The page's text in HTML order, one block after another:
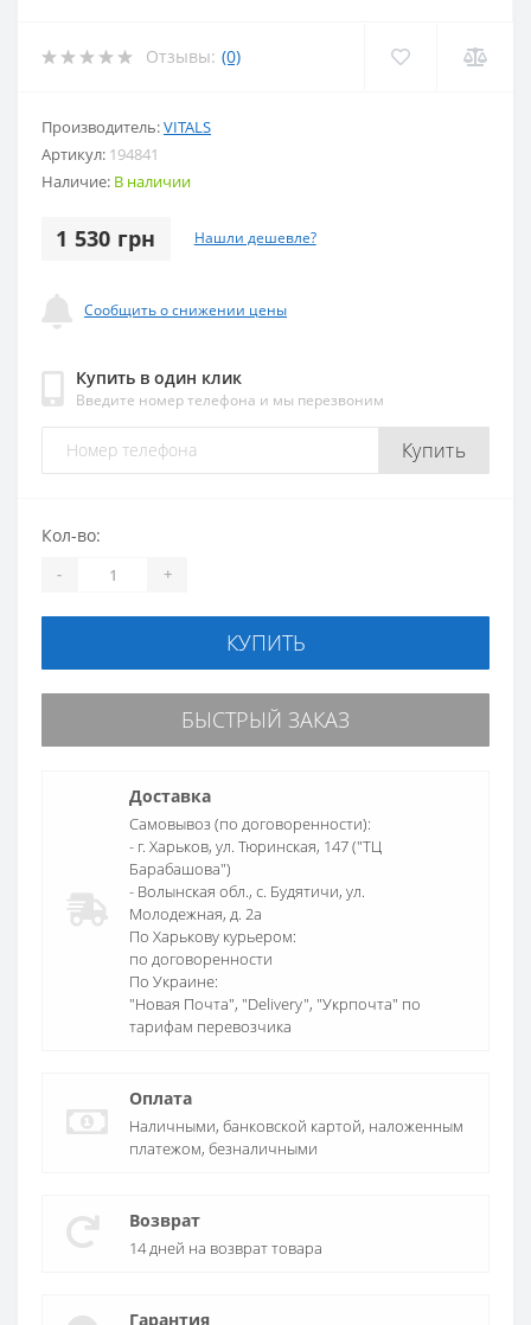
Отзывы: (0)
Производитель:VITALS
Артикул: 194841
Наличие: В наличии
1 530 грн Нашли дешевле?
Сообщить о снижении цены
Купить в один клик
Введите номер телефона и мы перезвоним
Купить
Кол-во:
- +
КУПИТЬ
БЫСТРЫЙ ЗАКАЗ
Доставка
Самовывоз (по договоренности):
- г. Харьков, ул. Тюринская, 147 ("ТЦ
Барабашова")
- Волынская обл., c. Будятичи, ул.
Молодежная, д. 2а
По Харькову курьером:
по договоренности
По Украине:
"Новая Почта", "Delivery", "Укрпочта" по
тарифам перевозчика
Оплата
Наличными, банковской картой, наложенным
платежом, безналичными
Возврат
14 дней на возврат товара
Гарантия